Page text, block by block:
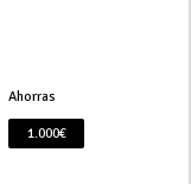
Ahorras
1.000€